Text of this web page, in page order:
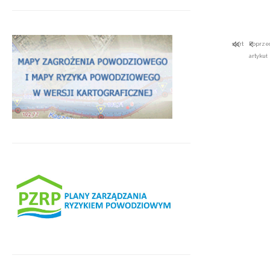
start
artykuł